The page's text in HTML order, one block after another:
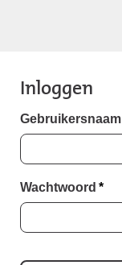
Inloggen
Gebruikersnaam
Wachtwoord *